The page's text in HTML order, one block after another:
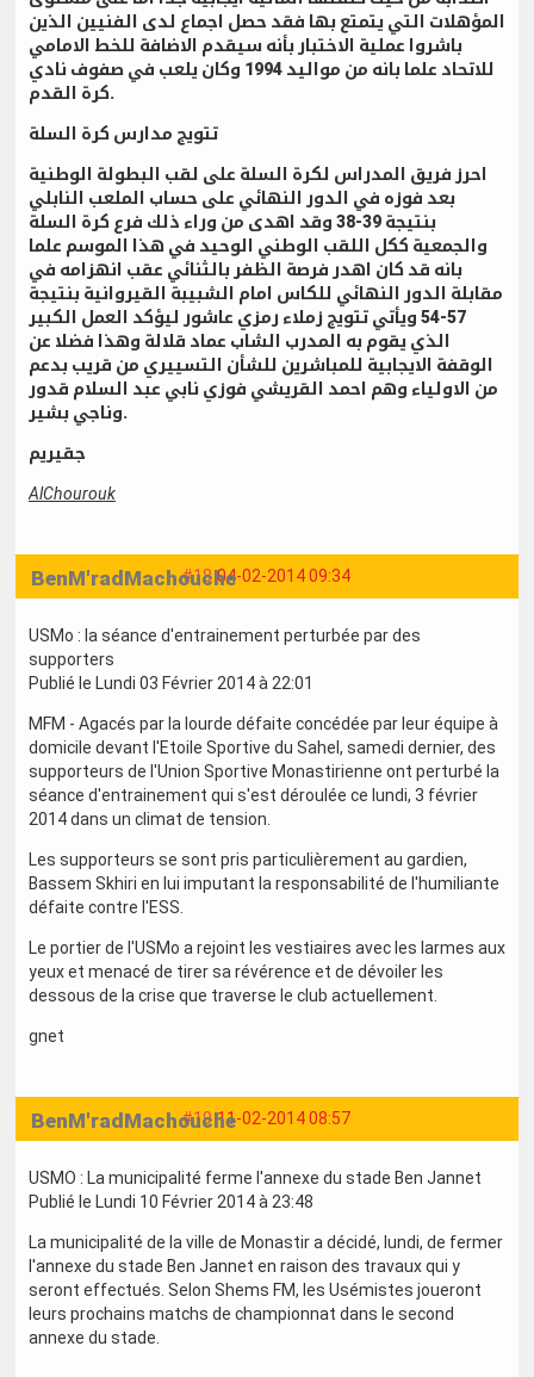
المؤهلات التي يتمتع بها فقد حصل اجماع لدى الفنيين الذين
باشروا عملية الاختبار بأنه سيقدم الاضافة للخط الامامي
للاتحاد علما بانه من مواليد 1994 وكان يلعب في صفوف نادي
كرة القدم.
تتويج مدارس كرة السلة
احرز فريق المدراس لكرة السلة على لقب البطولة الوطنية
بعد فوزه في الدور النهائي على حساب الملعب النابلي
بنتيجة 39-38 وقد اهدى من وراء ذلك فرع كرة السلة
والجمعية ككل اللقب الوطني الوحيد في هذا الموسم علما
بانه قد كان اهدر فرصة الظفر بالثنائي عقب انهزامه في
مقابلة الدور النهائي للكاس امام الشبيبة القيروانية بنتيجة
57-54 ويأتي تتويج زملاء رمزي عاشور ليؤكد العمل الكبير
الذي يقوم به المدرب الشاب عماد قلالة وهذا فضلا عن
الوقفة الايجابية للمباشرين للشأن التسييري من قريب بدعم
من الاولياء وهم احمد القريشي فوزي نابي عبد السلام قدور
وناجي بشير.
جقيريم
AlChourouk
#18 04-02-2014 09:34
BenM'radMachouche
USMo : la séance d'entrainement perturbée par des
supporters
Publié le Lundi 03 Février 2014 à 22:01
MFM - Agacés par la lourde défaite concédée par leur équipe à
domicile devant l'Etoile Sportive du Sahel, samedi dernier, des
supporteurs de l'Union Sportive Monastirienne ont perturbé la
séance d'entrainement qui s'est déroulée ce lundi, 3 février
2014 dans un climat de tension.
Les supporteurs se sont pris particulièrement au gardien,
Bassem Skhiri en lui imputant la responsabilité de l'humiliante
défaite contre l'ESS.
Le portier de l'USMo a rejoint les vestiaires avec les larmes aux
yeux et menacé de tirer sa révérence et de dévoiler les
dessous de la crise que traverse le club actuellement.
gnet
#19 11-02-2014 08:57
BenM'radMachouche
USMO : La municipalité ferme l'annexe du stade Ben Jannet
Publié le Lundi 10 Février 2014 à 23:48
La municipalité de la ville de Monastir a décidé, lundi, de fermer
l'annexe du stade Ben Jannet en raison des travaux qui y
seront effectués. Selon Shems FM, les Usémistes joueront
leurs prochains matchs de championnat dans le second
annexe du stade.